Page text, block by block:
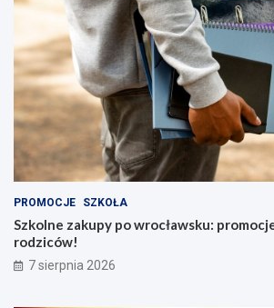
PROMOCJE SZKOŁA
Szkolne zakupy po wrocławsku:
rodziców!
7 sierpnia 2026